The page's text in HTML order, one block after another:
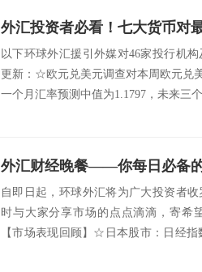
以下环球外汇援引外媒对46家投行机
更新：☆欧元兑美元调查对本周欧元兑
一个月汇率预测中值为1.1797，未来三
外汇财经晚餐——你每日必备
自即日起，环球外汇将为广大投资者
时与大家分享市场的点点滴滴，寄希
【市场表现回顾】☆日本股市：日经